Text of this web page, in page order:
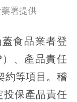
署提供
食品業者登
、產品責任
約等項目。稽
投保產品責任